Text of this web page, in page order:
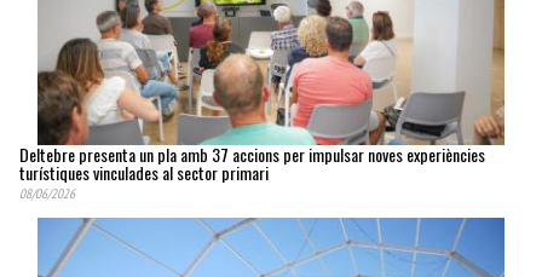
Deltebre presenta un pla amb 37 accions per impulsar noves experiències
turístiques vinculades al sector primari
08/06/2026